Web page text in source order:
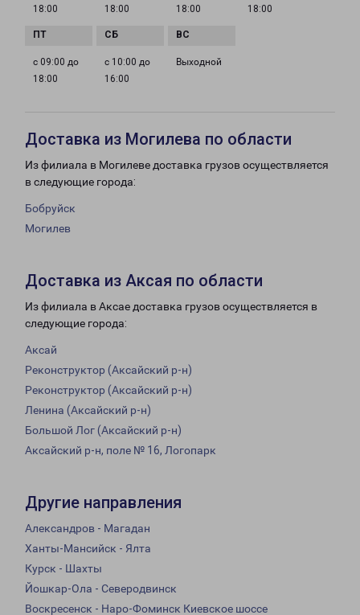
18:00
18:00
18:00
18:00
с 09:00 до
18:00
с 10:00 до
16:00
Выходной
Доставка из Могилева по области
Из филиала в Могилеве доставка грузов осуществляется
в следующие города:
Бобруйск
Могилев
Доставка из Аксая по области
Из филиала в Аксае доставка грузов осуществляется в
следующие города:
Аксай
Реконструктор (Аксайский р-н)
Реконструктор (Аксайский р-н)
Ленина (Аксайский р-н)
Большой Лог (Аксайский р-н)
Аксайский р-н, поле № 16, Логопарк
Другие направления
Александров - Магадан
Ханты-Мансийск - Ялта
Курск - Шахты
Йошкар-Ола - Северодвинск
Воскресенск - Наро-Фоминск Киевское шоссе